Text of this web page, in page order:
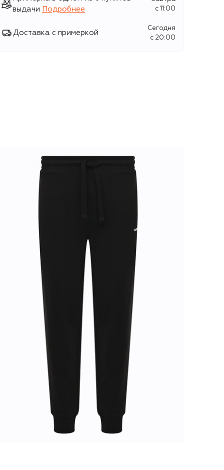
выдачи
Подробнее
c 11:00
Доставка с примеркой
Сегодня
c 20:00